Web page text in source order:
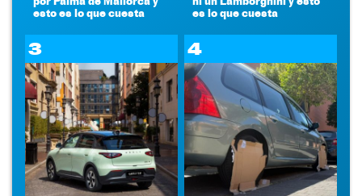
esto es lo que cuesta
es lo que cuesta
3 4